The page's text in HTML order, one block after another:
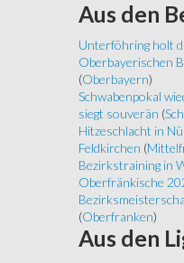
Aus den
Unterföhring holt
Oberbayerischen
(Oberbayern)
Schwabenpokal
siegt souverän (
Hitzeschlacht in
Feldkirchen (
Bezirkstraining in
Oberfränkische
(Oberfranken)
Aus den